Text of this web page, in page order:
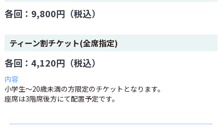
各回：9,800円（税込）
ティーン割チケット(全席指定)
各回：4,120円（税込）
内容
小学生～20歳未満の方限定のチケットとなります。
座席は3階席後方にて配置予定です。